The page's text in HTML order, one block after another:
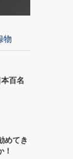
物
百名
めてき
！